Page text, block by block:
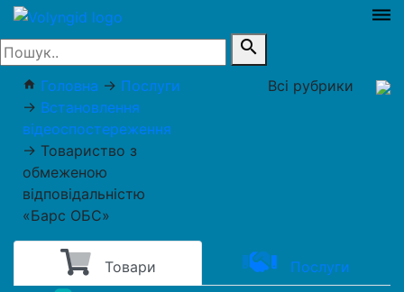
dehaze
search
home Головна → Послуги
→ Встановлення
відеоспостереження
→ Товариство з
обмеженою
відповідальністю
«Барс ОБС»
Всі рубрики
Товари
Послуги